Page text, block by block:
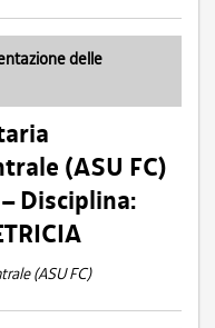
delle
(ASU FC)
Disciplina:
(ASU FC)